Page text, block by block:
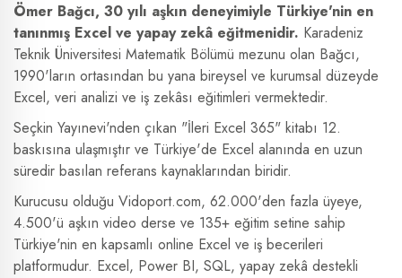
Ömer Bağcı, 30 yılı aşkın deneyimiyle Türkiye'nin en
tanınmış Excel ve yapay zekâ eğitmenidir. Karadeniz
Teknik Üniversitesi Matematik Bölümü mezunu olan Bağcı,
1990'ların ortasından bu yana bireysel ve kurumsal düzeyde
Excel, veri analizi ve iş zekâsı eğitimleri vermektedir.
Seçkin Yayınevi'nden çıkan "İleri Excel 365" kitabı 12.
baskısına ulaşmıştır ve Türkiye'de Excel alanında en uzun
süredir basılan referans kaynaklarından biridir.
Kurucusu olduğu Vidoport.com, 62.000'den fazla üyeye,
4.500'ü aşkın video derse ve 135+ eğitim setine sahip
Türkiye'nin en kapsamlı online Excel ve iş becerileri
platformudur. Excel, Power BI, SQL, yapay zekâ destekli